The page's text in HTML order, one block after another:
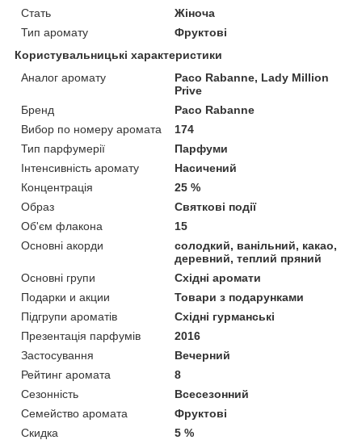
Стать
Жіноча
Тип аромату
Фруктові
Користувальницькі характеристики
Аналог аромату
Paco Rabanne, Lady Million
Prive
Бренд
Paco Rabanne
Вибор по номеру аромата
174
Тип парфумерії
Парфуми
Інтенсивність аромату
Насичений
Концентрація
25 %
Образ
Святкові події
Об'єм флакона
15
Основні акорди
солодкий, ванільний, какао,
деревний, теплий пряний
Основні групи
Східні аромати
Подарки и акции
Товари з подарунками
Підгрупи ароматів
Східні гурманські
Презентація парфумів
2016
Застосування
Вечерний
Рейтинг аромата
8
Сезонність
Всесезонний
Семейство аромата
Фруктові
Скидка
5 %